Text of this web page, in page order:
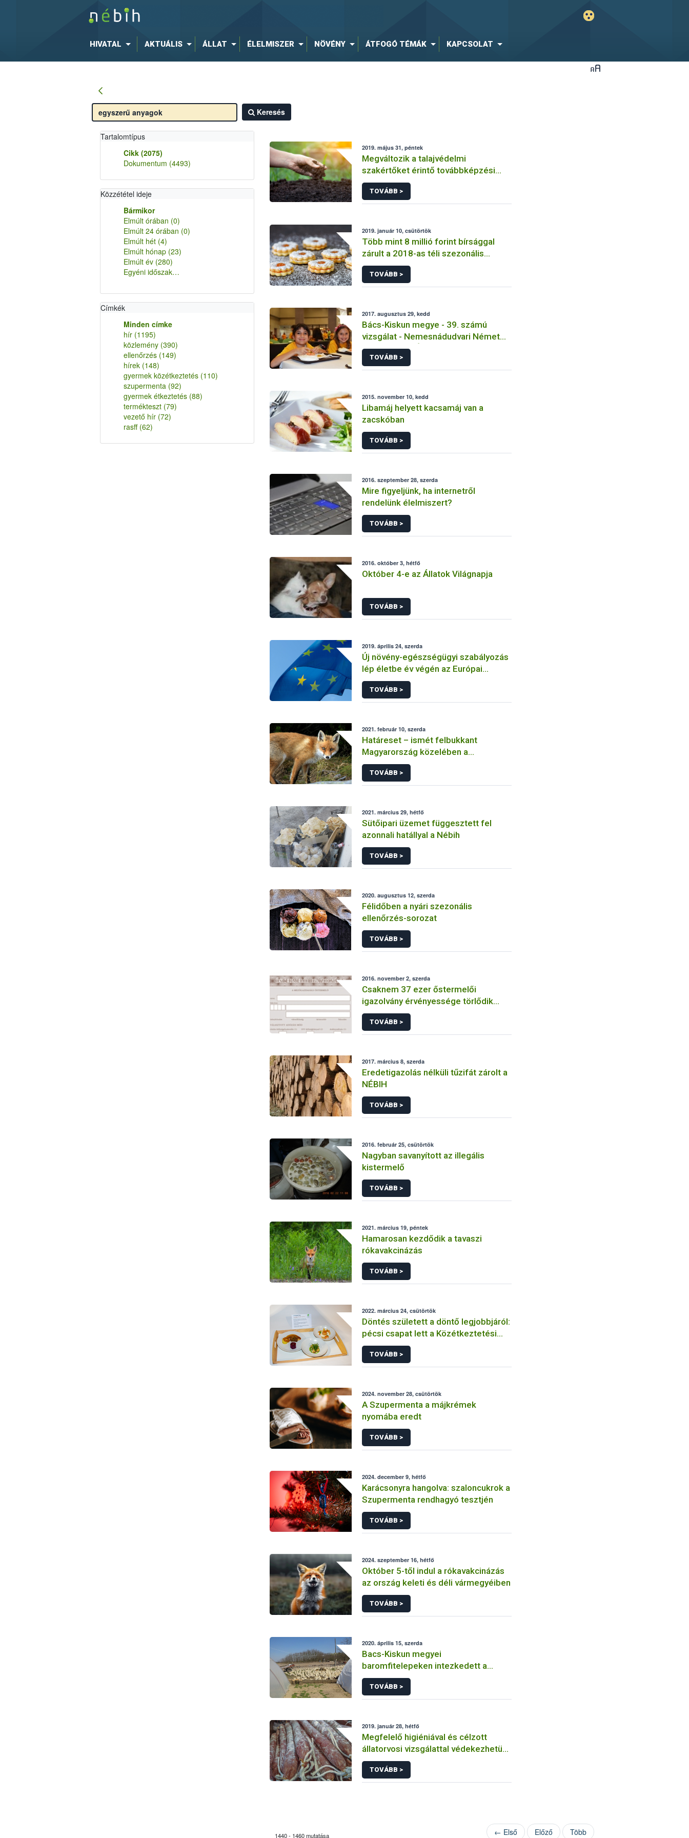
HIVATAL AKTUÁLIS ÁLLAT ÉLELMISZER NÖVÉNY ÁTFOGÓ TÉMÁK KAPCSOLAT
Keresés
Tartalomtípus
Cikk (2075)
Dokumentum (4493)
Közzététel ideje
Bármikor
Elmúlt órában (0)
Elmúlt 24 órában (0)
Elmúlt hét (4)
Elmúlt hónap (23)
Elmúlt év (280)
Egyéni időszak…
Címkék
Minden címke
hír (1195)
közlemény (390)
ellenőrzés (149)
hírek (148)
gyermek közétkeztetés (110)
szupermenta (92)
gyermek étkeztetés (88)
termékteszt (79)
vezető hír (72)
rasff (62)
2019. május 31, péntek
Megváltozik a talajvédelmi
szakértőket érintő továbbképzési
struktúra
TOVÁBB >
2019. január 10, csütörtök
Több mint 8 millió forint bírsággal
zárult a 2018-as téli szezonális
élelmiszerlánc-ellenőrzés
TOVÁBB >
2017. augusztus 29, kedd
Bács-Kiskun megye - 39. számú
vizsgálat - Nemesnádudvari Német
Nemzetiségi Óvoda Tálalókonyha
TOVÁBB >
2015. november 10, kedd
Libamáj helyett kacsamáj van a
zacskóban
TOVÁBB >
2016. szeptember 28, szerda
Mire figyeljünk, ha internetről
rendelünk élelmiszert?
TOVÁBB >
2016. október 3, hétfő
Október 4-e az Állatok Világnapja
TOVÁBB >
2019. április 24, szerda
Új növény-egészségügyi szabályozás
lép életbe év végén az Európai
Unióban
TOVÁBB >
2021. február 10, szerda
Határeset – ismét felbukkant
Magyarország közelében a
veszettség
TOVÁBB >
2021. március 29, hétfő
Sütőipari üzemet függesztett fel
azonnali hatállyal a Nébih
TOVÁBB >
2020. augusztus 12, szerda
Félidőben a nyári szezonális
ellenőrzés-sorozat
TOVÁBB >
2016. november 2, szerda
Csaknem 37 ezer őstermelői
igazolvány érvényessége törlődik
december 31-én
TOVÁBB >
2017. március 8, szerda
Eredetigazolás nélküli tűzifát zárolt a
NÉBIH
TOVÁBB >
2016. február 25, csütörtök
Nagyban savanyított az illegális
kistermelő
TOVÁBB >
2021. március 19, péntek
Hamarosan kezdődik a tavaszi
rókavakcinázás
TOVÁBB >
2022. március 24, csütörtök
Döntés született a döntő legjobbjáról:
pécsi csapat lett a Közétkeztetési
Szakácsverseny győztese
TOVÁBB >
2024. november 28, csütörtök
A Szupermenta a májkrémek
nyomába eredt
TOVÁBB >
2024. december 9, hétfő
Karácsonyra hangolva: szaloncukrok a
Szupermenta rendhagyó tesztjén
TOVÁBB >
2024. szeptember 16, hétfő
Október 5-től indul a rókavakcinázás
az ország keleti és déli vármegyéiben
TOVÁBB >
2020. április 15, szerda
Bacs-Kiskun megyei
baromfitelepeken intezkedett a
Nebih
TOVÁBB >
2019. január 28, hétfő
Megfelelő higiéniával és célzott
állatorvosi vizsgálattal védekezhetünk
a trichinellózis ellen
TOVÁBB >
1440 - 1460 mutatása ← Első Előző Több